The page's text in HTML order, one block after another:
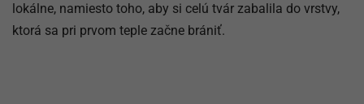
lokálne, namiesto toho, aby si celú tvár zabalila do vrstvy,
ktorá sa pri prvom teple začne brániť.